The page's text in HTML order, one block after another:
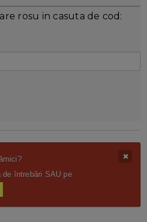
rosu in casuta de cod:
de întrebări SAU pe